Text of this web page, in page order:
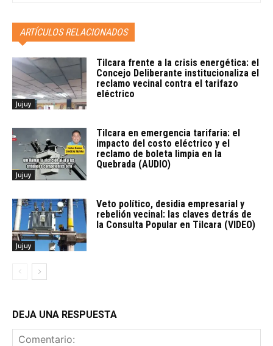
ARTÍCULOS RELACIONADOS
Jujuy
Tilcara frente a la crisis energética: el
Concejo Deliberante institucionaliza el
reclamo vecinal contra el tarifazo
eléctrico
Jujuy
Tilcara en emergencia tarifaria: el
impacto del costo eléctrico y el
reclamo de boleta limpia en la
Quebrada (AUDIO)
Jujuy
Veto político, desidia empresarial y
rebelión vecinal: las claves detrás de
la Consulta Popular en Tilcara (VIDEO)
DEJA UNA RESPUESTA